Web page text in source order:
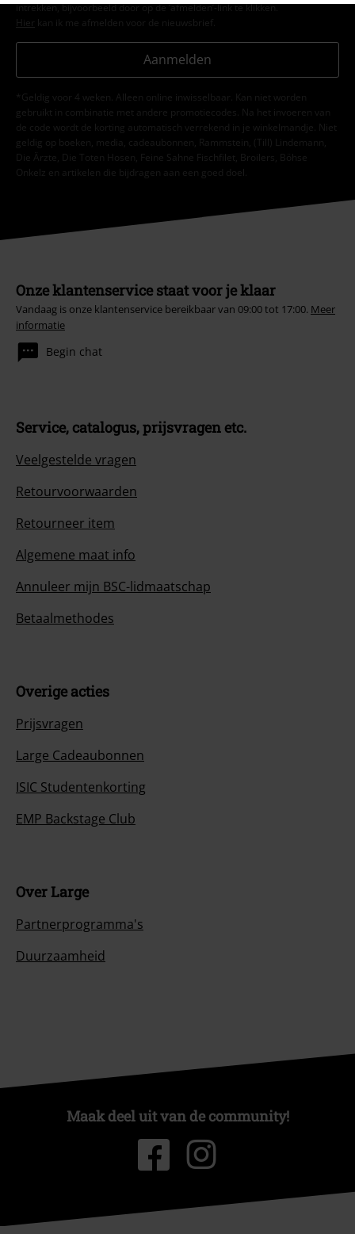
intrekken, bijvoorbeeld door op de ‘afmelden’-link te klikken.
Hier kan ik me afmelden voor de nieuwsbrief.
Aanmelden
*Geldig voor 4 weken. Alleen online inwisselbaar. Kan niet worden
gebruikt in combinatie met andere promotiecodes. Na het invoeren van
de code wordt de korting automatisch verrekend in je winkelmandje. Niet
geldig op boeken, media, cadeaubonnen, Rammstein, (Till) Lindemann,
Die Ärzte, Die Toten Hosen, Feine Sahne Fischfilet, Broilers, Böhse
Onkelz en artikelen die bijdragen aan een goed doel.
Onze klantenservice staat voor je klaar
Vandaag is onze klantenservice bereikbaar van 09:00 tot 17:00. Meer
informatie
Begin chat
Service, catalogus, prijsvragen etc.
Veelgestelde vragen
Retourvoorwaarden
Retourneer item
Algemene maat info
Annuleer mijn BSC-lidmaatschap
Betaalmethodes
Overige acties
Prijsvragen
Large Cadeaubonnen
ISIC Studentenkorting
EMP Backstage Club
Over Large
Partnerprogramma's
Duurzaamheid
Maak deel uit van de community!